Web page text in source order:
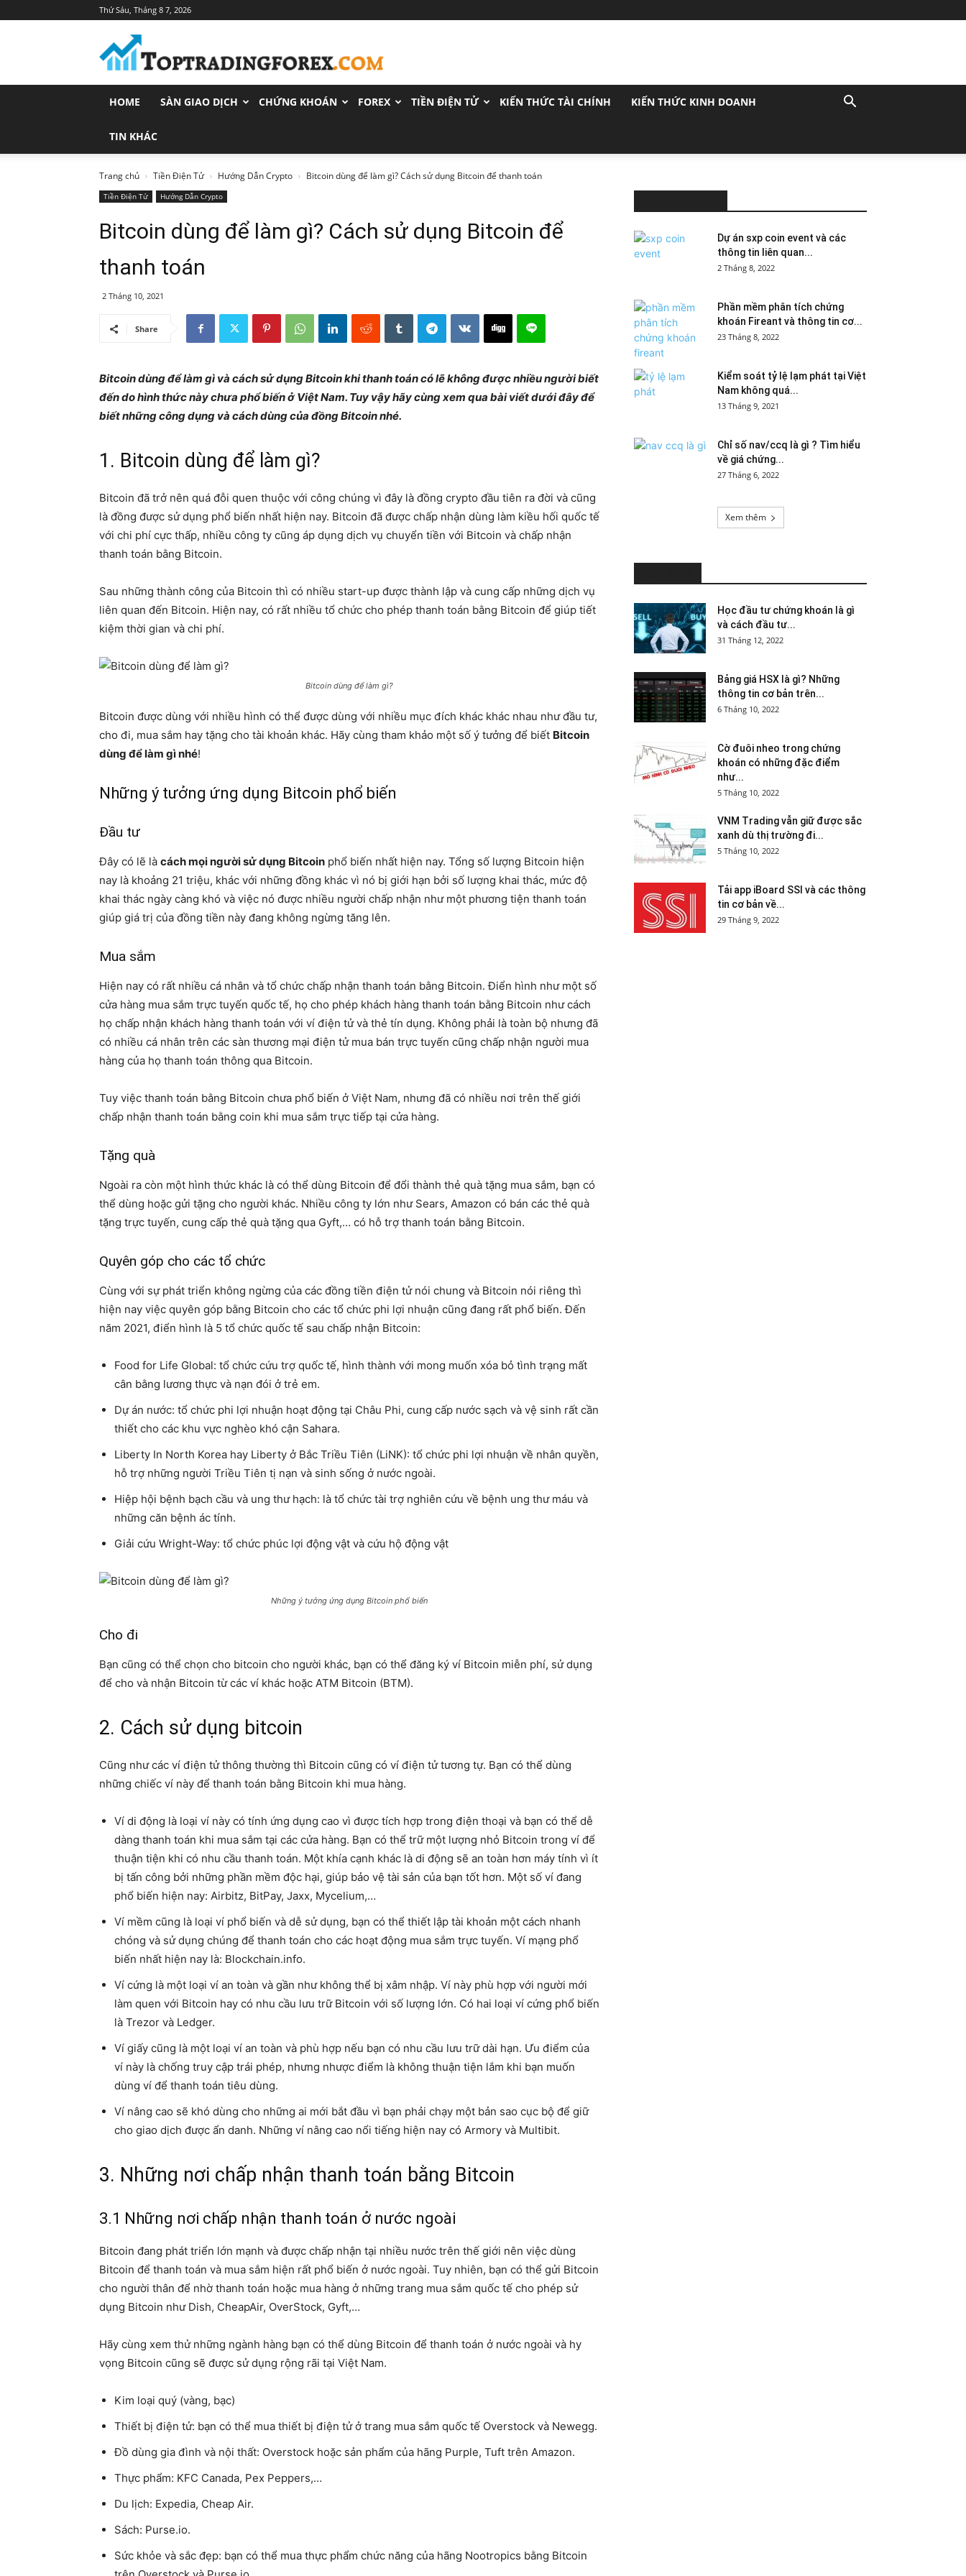
Thứ Sáu, Tháng 8 7, 2026
Trang
Tin
Tức
Đầu
HOME SÀN GIAO DỊCH CHỨNG KHOÁN FOREX TIỀN ĐIỆN TỬ KIẾN THỨC TÀI CHÍNH KIẾN THỨC KINH DOANH
TIN KHÁC
Trang chủ Tiền Điện Tử Hướng Dẫn Crypto Bitcoin dùng để làm gì? Cách sử dụng Bitcoin để thanh toán
Tiền Điện Tử Hướng Dẫn Crypto
Bitcoin dùng để làm gì? Cách sử dụng Bitcoin để
thanh toán
2 Tháng 10, 2021
Share
Bitcoin dùng để làm gì và cách sử dụng Bitcoin khi thanh toán có lẽ không được nhiều người biết
đến do hình thức này chưa phổ biến ở Việt Nam. Tuy vậy hãy cùng xem qua bài viết dưới đây để
biết những công dụng và cách dùng của đồng Bitcoin nhé.
1. Bitcoin dùng để làm gì?
Bitcoin đã trở nên quá đỗi quen thuộc với công chúng vì đây là đồng crypto đầu tiên ra đời và cũng
là đồng được sử dụng phổ biến nhất hiện nay. Bitcoin đã được chấp nhận dùng làm kiều hối quốc tế
với chi phí cực thấp, nhiều công ty cũng áp dụng dịch vụ chuyển tiền với Bitcoin và chấp nhận
thanh toán bằng Bitcoin.
Sau những thành công của Bitcoin thì có nhiều start-up được thành lập và cung cấp những dịch vụ
liên quan đến Bitcoin. Hiện nay, có rất nhiều tổ chức cho phép thanh toán bằng Bitcoin để giúp tiết
kiệm thời gian và chi phí.
Bitcoin dùng để làm gì?
Bitcoin được dùng với nhiều hình có thể được dùng với nhiều mục đích khác khác nhau như đầu tư,
cho đi, mua sắm hay tặng cho tài khoản khác. Hãy cùng tham khảo một số ý tưởng để biết Bitcoin
dùng để làm gì nhé!
Những ý tưởng ứng dụng Bitcoin phổ biến
Đầu tư
Đây có lẽ là cách mọi người sử dụng Bitcoin phổ biến nhất hiện nay. Tổng số lượng Bitcoin hiện
nay là khoảng 21 triệu, khác với những đồng khác vì nó bị giới hạn bởi số lượng khai thác, mức độ
khai thác ngày càng khó và việc nó được nhiều người chấp nhận như một phương tiện thanh toán
giúp giá trị của đồng tiền này đang không ngừng tăng lên.
Mua sắm
Hiện nay có rất nhiều cá nhân và tổ chức chấp nhận thanh toán bằng Bitcoin. Điển hình như một số
cửa hàng mua sắm trực tuyến quốc tế, họ cho phép khách hàng thanh toán bằng Bitcoin như cách
họ chấp nhận khách hàng thanh toán với ví điện tử và thẻ tín dụng. Không phải là toàn bộ nhưng đã
có nhiều cá nhân trên các sàn thương mại điện tử mua bán trực tuyến cũng chấp nhận người mua
hàng của họ thanh toán thông qua Bitcoin.
Tuy việc thanh toán bằng Bitcoin chưa phổ biến ở Việt Nam, nhưng đã có nhiều nơi trên thế giới
chấp nhận thanh toán bằng coin khi mua sắm trực tiếp tại cửa hàng.
Tặng quà
Ngoài ra còn một hình thức khác là có thể dùng Bitcoin để đổi thành thẻ quà tặng mua sắm, bạn có
thể dùng hoặc gửi tặng cho người khác. Nhiều công ty lớn như Sears, Amazon có bán các thẻ quà
tặng trực tuyến, cung cấp thẻ quà tặng qua Gyft,… có hỗ trợ thanh toán bằng Bitcoin.
Quyên góp cho các tổ chức
Cùng với sự phát triển không ngừng của các đồng tiền điện tử nói chung và Bitcoin nói riêng thì
hiện nay việc quyên góp bằng Bitcoin cho các tổ chức phi lợi nhuận cũng đang rất phổ biến. Đến
năm 2021, điển hình là 5 tổ chức quốc tế sau chấp nhận Bitcoin:
Food for Life Global: tổ chức cứu trợ quốc tế, hình thành với mong muốn xóa bỏ tình trạng mất
cân bằng lương thực và nạn đói ở trẻ em.
Dự án nước: tổ chức phi lợi nhuận hoạt động tại Châu Phi, cung cấp nước sạch và vệ sinh rất cần
thiết cho các khu vực nghèo khó cận Sahara.
Liberty In North Korea hay Liberty ở Bắc Triều Tiên (LiNK): tổ chức phi lợi nhuận về nhân quyền,
hỗ trợ những người Triều Tiên tị nạn và sinh sống ở nước ngoài.
Hiệp hội bệnh bạch cầu và ung thư hạch: là tổ chức tài trợ nghiên cứu về bệnh ung thư máu và
những căn bệnh ác tính.
Giải cứu Wright-Way: tổ chức phúc lợi động vật và cứu hộ động vật
Những ý tưởng ứng dụng Bitcoin phổ biến
Cho đi
Bạn cũng có thể chọn cho bitcoin cho người khác, bạn có thể đăng ký ví Bitcoin miễn phí, sử dụng
để cho và nhận Bitcoin từ các ví khác hoặc ATM Bitcoin (BTM).
2. Cách sử dụng bitcoin
Cũng như các ví điện tử thông thường thì Bitcoin cũng có ví điện tử tương tự. Bạn có thể dùng
những chiếc ví này để thanh toán bằng Bitcoin khi mua hàng.
Ví di động là loại ví này có tính ứng dụng cao vì được tích hợp trong điện thoại và bạn có thể dễ
dàng thanh toán khi mua sắm tại các cửa hàng. Bạn có thể trữ một lượng nhỏ Bitcoin trong ví để
thuận tiện khi có nhu cầu thanh toán. Một khía cạnh khác là di động sẽ an toàn hơn máy tính vì ít
bị tấn công bởi những phần mềm độc hại, giúp bảo vệ tài sản của bạn tốt hơn. Một số ví đang
phổ biến hiện nay: Airbitz, BitPay, Jaxx, Mycelium,…
Ví mềm cũng là loại ví phổ biến và dễ sử dụng, bạn có thể thiết lập tài khoản một cách nhanh
chóng và sử dụng chúng để thanh toán cho các hoạt động mua sắm trực tuyến. Ví mạng phổ
biến nhất hiện nay là: Blockchain.info.
Ví cứng là một loại ví an toàn và gần như không thể bị xâm nhập. Ví này phù hợp với người mới
làm quen với Bitcoin hay có nhu cầu lưu trữ Bitcoin với số lượng lớn. Có hai loại ví cứng phổ biến
là Trezor và Ledger.
Ví giấy cũng là một loại ví an toàn và phù hợp nếu bạn có nhu cầu lưu trữ dài hạn. Ưu điểm của
ví này là chống truy cập trái phép, nhưng nhược điểm là không thuận tiện lắm khi bạn muốn
dùng ví để thanh toán tiêu dùng.
Ví nâng cao sẽ khó dùng cho những ai mới bắt đầu vì bạn phải chạy một bản sao cục bộ để giữ
cho giao dịch được ẩn danh. Những ví nâng cao nổi tiếng hiện nay có Armory và Multibit.
3. Những nơi chấp nhận thanh toán bằng Bitcoin
3.1 Những nơi chấp nhận thanh toán ở nước ngoài
Bitcoin đang phát triển lớn mạnh và được chấp nhận tại nhiều nước trên thế giới nên việc dùng
Bitcoin để thanh toán và mua sắm hiện rất phổ biến ở nước ngoài. Tuy nhiên, bạn có thể gửi Bitcoin
cho người thân để nhờ thanh toán hoặc mua hàng ở những trang mua sắm quốc tế cho phép sử
dụng Bitcoin như Dish, CheapAir, OverStock, Gyft,…
Hãy cùng xem thử những ngành hàng bạn có thể dùng Bitcoin để thanh toán ở nước ngoài và hy
vọng Bitcoin cũng sẽ được sử dụng rộng rãi tại Việt Nam.
Kim loại quý (vàng, bạc)
Thiết bị điện tử: bạn có thể mua thiết bị điện tử ở trang mua sắm quốc tế Overstock và Newegg.
Đồ dùng gia đình và nội thất: Overstock hoặc sản phẩm của hãng Purple, Tuft trên Amazon.
Thực phẩm: KFC Canada, Pex Peppers,…
Du lịch: Expedia, Cheap Air.
Sách: Purse.io.
Sức khỏe và sắc đẹp: bạn có thể mua thực phẩm chức năng của hãng Nootropics bằng Bitcoin
Dự án sxp coin event và các
thông tin liên quan...
2 Tháng 8, 2022
Phần mềm phân tích chứng
khoán Fireant và thông tin cơ...
23 Tháng 8, 2022
Kiểm soát tỷ lệ lạm phát tại Việt
Nam không quá...
13 Tháng 9, 2021
Chỉ số nav/ccq là gì ? Tìm hiểu
về giá chứng...
27 Tháng 6, 2022
Xem thêm
Học đầu tư chứng khoán là gì
và cách đầu tư...
31 Tháng 12, 2022
Bảng giá HSX là gì? Những
thông tin cơ bản trên...
6 Tháng 10, 2022
Cờ đuôi nheo trong chứng
khoán có những đặc điểm
như...
5 Tháng 10, 2022
VNM Trading vẫn giữ được sắc
xanh dù thị trường đi...
5 Tháng 10, 2022
Tải app iBoard SSI và các thông
tin cơ bản về...
29 Tháng 9, 2022